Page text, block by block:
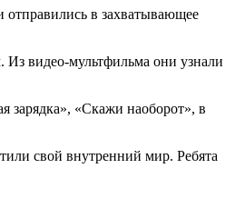
отправились в захватывающее
видео-мультфильма они узнали
зарядка», «Скажи наоборот», в
свой внутренний мир. Ребята